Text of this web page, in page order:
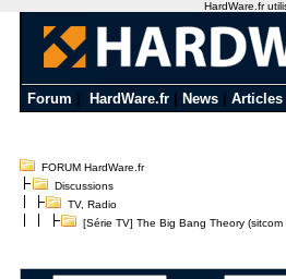
Forum HardWare.fr News Articles
FORUM HardWare.fr
Discussions
TV, Radio
[Série TV] The Big Bang Theory (sitcom
HardWare.fr